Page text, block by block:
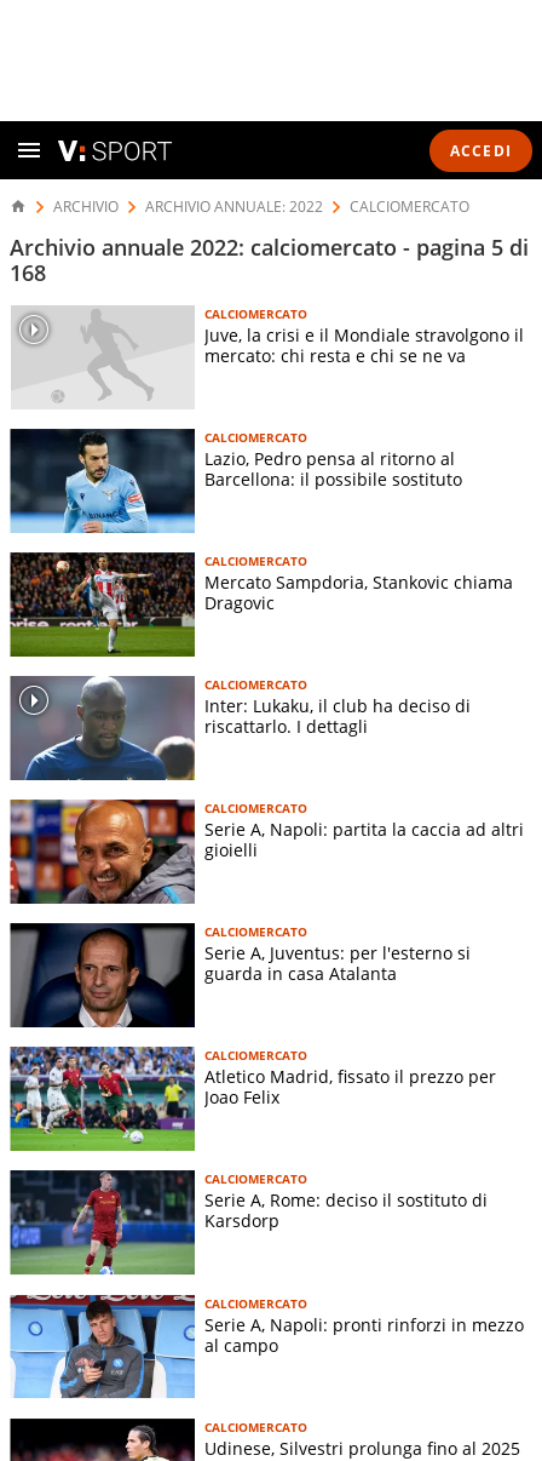
ACCEDI
ARCHIVIO ARCHIVIO ANNUALE: 2022 CALCIOMERCATO
Archivio annuale 2022: calciomercato - pagina 5 di
168
CALCIOMERCATO
Juve, la crisi e il Mondiale stravolgono il
mercato: chi resta e chi se ne va
CALCIOMERCATO
Lazio, Pedro pensa al ritorno al
Barcellona: il possibile sostituto
CALCIOMERCATO
Mercato Sampdoria, Stankovic chiama
Dragovic
CALCIOMERCATO
Inter: Lukaku, il club ha deciso di
riscattarlo. I dettagli
CALCIOMERCATO
Serie A, Napoli: partita la caccia ad altri
gioielli
CALCIOMERCATO
Serie A, Juventus: per l'esterno si
guarda in casa Atalanta
CALCIOMERCATO
Atletico Madrid, fissato il prezzo per
Joao Felix
CALCIOMERCATO
Serie A, Rome: deciso il sostituto di
Karsdorp
CALCIOMERCATO
Serie A, Napoli: pronti rinforzi in mezzo
al campo
CALCIOMERCATO
Udinese, Silvestri prolunga fino al 2025